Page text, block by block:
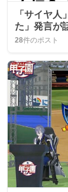
「サイヤ
た」発言が
28件のポスト